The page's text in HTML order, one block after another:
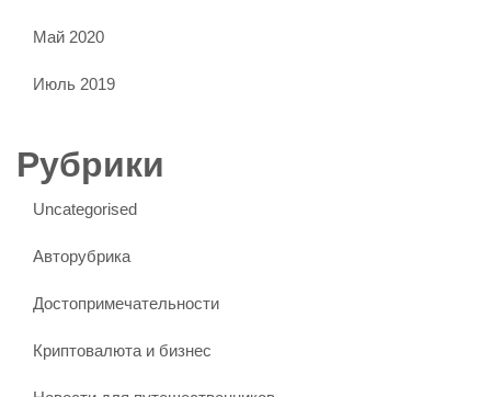
Май 2020
Июль 2019
Рубрики
Uncategorised
Авторубрика
Достопримечательности
Криптовалюта и бизнес